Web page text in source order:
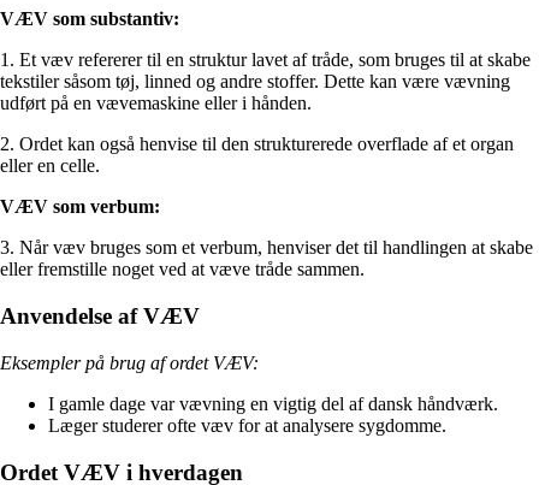
VÆV som substantiv:
1. Et væv refererer til en struktur lavet af tråde, som bruges til at skabe
tekstiler såsom tøj, linned og andre stoffer. Dette kan være vævning
udført på en vævemaskine eller i hånden.
2. Ordet kan også henvise til den strukturerede overflade af et organ
eller en celle.
VÆV som verbum:
3. Når væv bruges som et verbum, henviser det til handlingen at skabe
eller fremstille noget ved at væve tråde sammen.
Anvendelse af VÆV
Eksempler på brug af ordet VÆV:
I gamle dage var vævning en vigtig del af dansk håndværk.
Læger studerer ofte væv for at analysere sygdomme.
Ordet VÆV i hverdagen